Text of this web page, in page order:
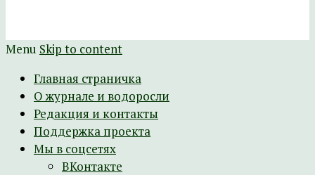
Menu Skip to content
Главная страничка
О журнале и водоросли
Редакция и контакты
Поддержка проекта
Мы в соцсетях
ВКонтакте